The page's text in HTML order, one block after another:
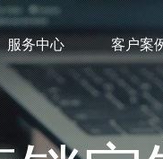
服务中心 客户案